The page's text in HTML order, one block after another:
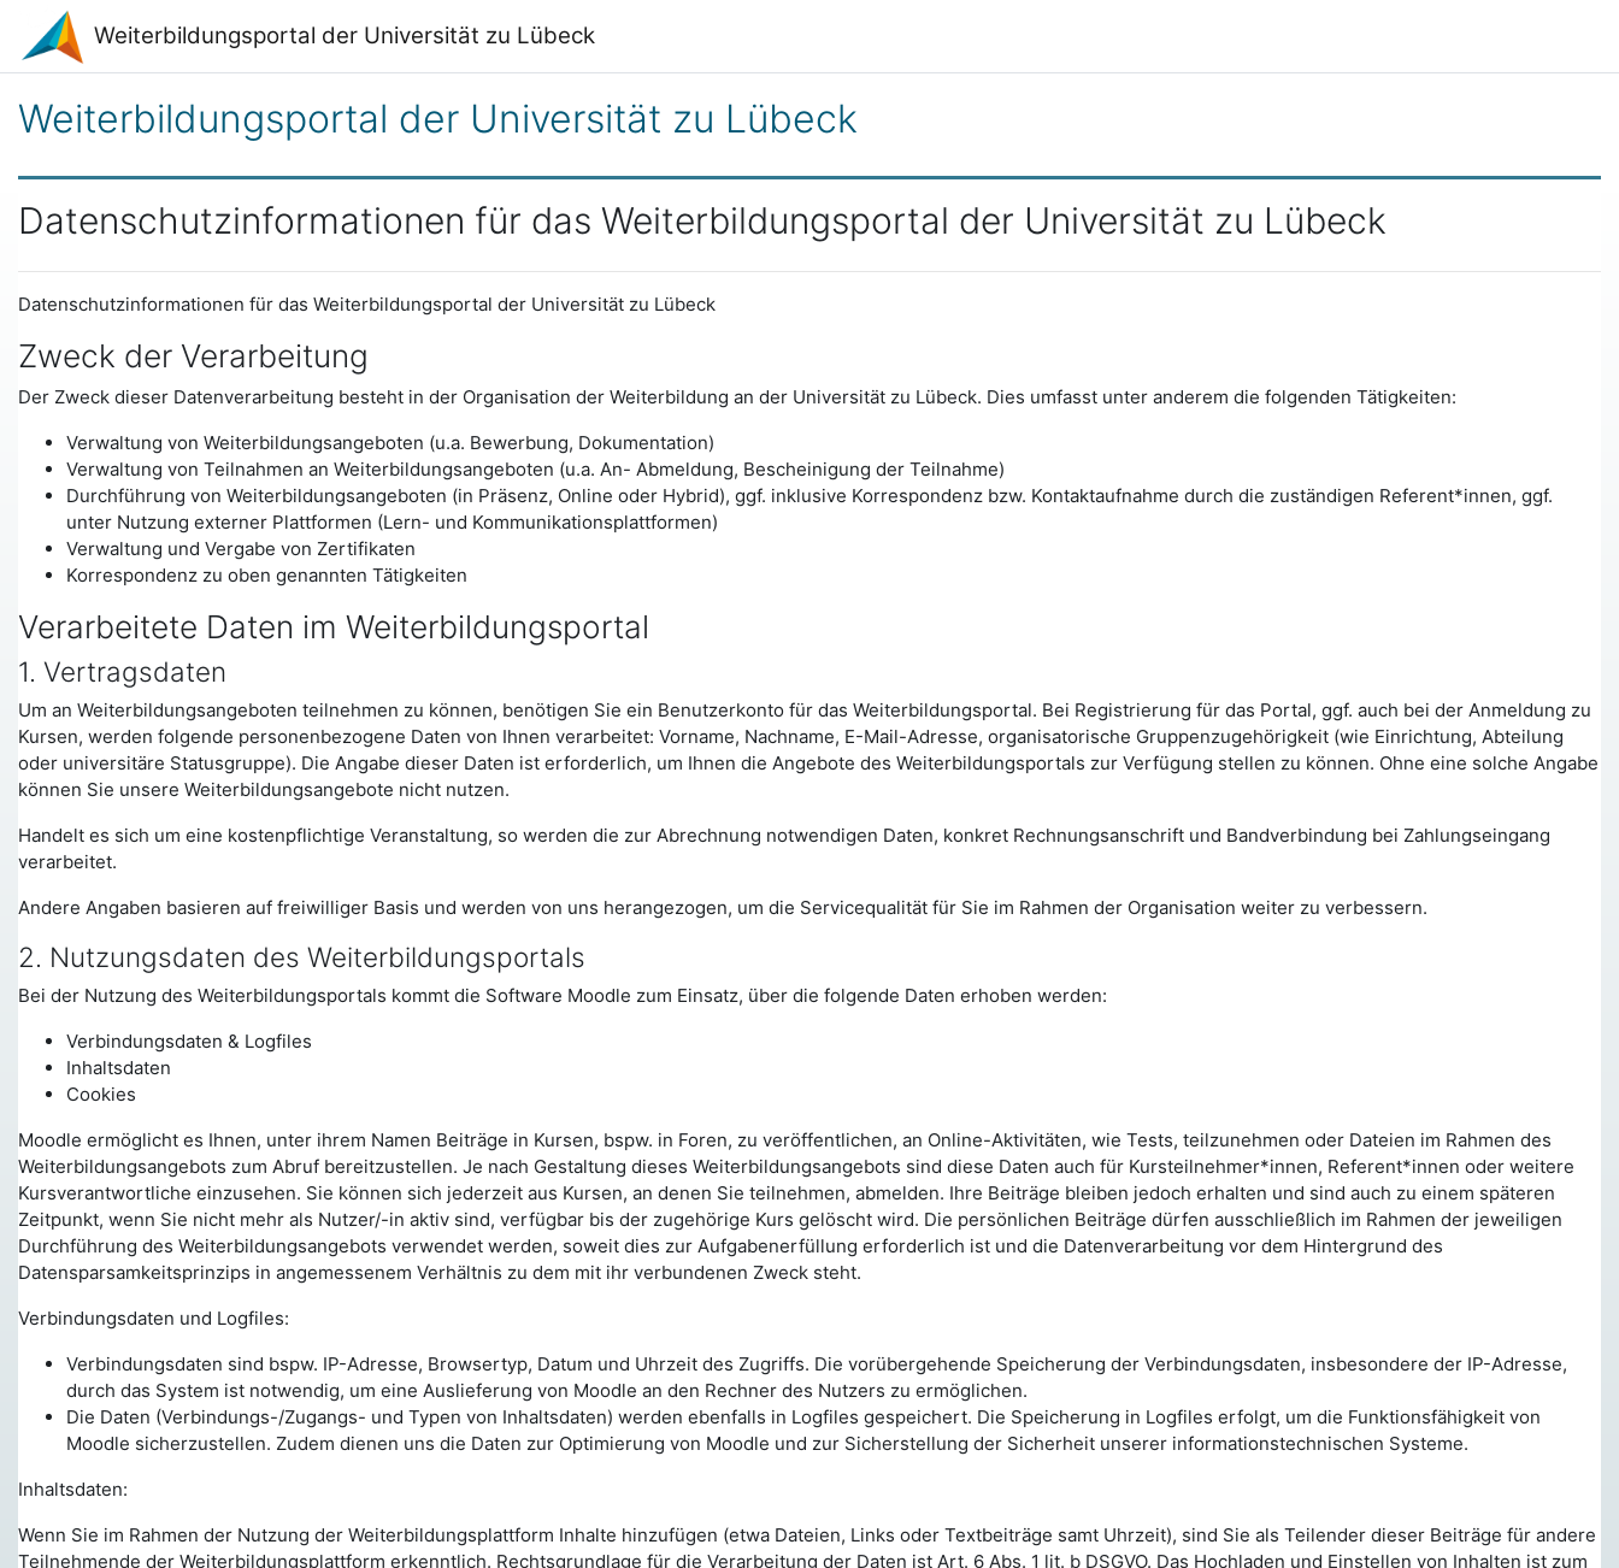
Zum Hauptinhalt
Weiterbildungsportal der Universität zu Lübeck
Weiterbildungsportal der Universität zu Lübeck
Datenschutzinformationen für das Weiterbildungsportal der Universität zu Lübeck
Datenschutzinformationen für das Weiterbildungsportal der Universität zu Lübeck
Zweck der Verarbeitung
Der Zweck dieser Datenverarbeitung besteht in der Organisation der Weiterbildung an der Universität zu Lübeck. Dies umfasst unter anderem die folgenden Tätigkeiten:
Verwaltung von Weiterbildungsangeboten (u.a. Bewerbung, Dokumentation)
Verwaltung von Teilnahmen an Weiterbildungsangeboten (u.a. An- Abmeldung, Bescheinigung der Teilnahme)
Durchführung von Weiterbildungsangeboten (in Präsenz, Online oder Hybrid), ggf. inklusive Korrespondenz bzw. Kontaktaufnahme durch die zuständigen Referent*innen, ggf.
unter Nutzung externer Plattformen (Lern- und Kommunikationsplattformen)
Verwaltung und Vergabe von Zertifikaten
Korrespondenz zu oben genannten Tätigkeiten
Verarbeitete Daten im Weiterbildungsportal
1. Vertragsdaten
Um an Weiterbildungsangeboten teilnehmen zu können, benötigen Sie ein Benutzerkonto für das Weiterbildungsportal. Bei Registrierung für das Portal, ggf. auch bei der Anmeldung zu
Kursen, werden folgende personenbezogene Daten von Ihnen verarbeitet: Vorname, Nachname, E-Mail-Adresse, organisatorische Gruppenzugehörigkeit (wie Einrichtung, Abteilung
oder universitäre Statusgruppe). Die Angabe dieser Daten ist erforderlich, um Ihnen die Angebote des Weiterbildungsportals zur Verfügung stellen zu können. Ohne eine solche Angabe
können Sie unsere Weiterbildungsangebote nicht nutzen.
Handelt es sich um eine kostenpflichtige Veranstaltung, so werden die zur Abrechnung notwendigen Daten, konkret Rechnungsanschrift und Bandverbindung bei Zahlungseingang
verarbeitet.
Andere Angaben basieren auf freiwilliger Basis und werden von uns herangezogen, um die Servicequalität für Sie im Rahmen der Organisation weiter zu verbessern.
2. Nutzungsdaten des Weiterbildungsportals
Bei der Nutzung des Weiterbildungsportals kommt die Software Moodle zum Einsatz, über die folgende Daten erhoben werden:
Verbindungsdaten & Logfiles
Inhaltsdaten
Cookies
Moodle ermöglicht es Ihnen, unter ihrem Namen Beiträge in Kursen, bspw. in Foren, zu veröffentlichen, an Online-Aktivitäten, wie Tests, teilzunehmen oder Dateien im Rahmen des
Weiterbildungsangebots zum Abruf bereitzustellen. Je nach Gestaltung dieses Weiterbildungsangebots sind diese Daten auch für Kursteilnehmer*innen, Referent*innen oder weitere
Kursverantwortliche einzusehen. Sie können sich jederzeit aus Kursen, an denen Sie teilnehmen, abmelden. Ihre Beiträge bleiben jedoch erhalten und sind auch zu einem späteren
Zeitpunkt, wenn Sie nicht mehr als Nutzer/-in aktiv sind, verfügbar bis der zugehörige Kurs gelöscht wird. Die persönlichen Beiträge dürfen ausschließlich im Rahmen der jeweiligen
Durchführung des Weiterbildungsangebots verwendet werden, soweit dies zur Aufgabenerfüllung erforderlich ist und die Datenverarbeitung vor dem Hintergrund des
Datensparsamkeitsprinzips in angemessenem Verhältnis zu dem mit ihr verbundenen Zweck steht.
Verbindungsdaten und Logfiles:
Verbindungsdaten sind bspw. IP-Adresse, Browsertyp, Datum und Uhrzeit des Zugriffs. Die vorübergehende Speicherung der Verbindungsdaten, insbesondere der IP-Adresse,
durch das System ist notwendig, um eine Auslieferung von Moodle an den Rechner des Nutzers zu ermöglichen.
Die Daten (Verbindungs-/Zugangs- und Typen von Inhaltsdaten) werden ebenfalls in Logfiles gespeichert. Die Speicherung in Logfiles erfolgt, um die Funktionsfähigkeit von
Moodle sicherzustellen. Zudem dienen uns die Daten zur Optimierung von Moodle und zur Sicherstellung der Sicherheit unserer informationstechnischen Systeme.
Inhaltsdaten:
Wenn Sie im Rahmen der Nutzung der Weiterbildungsplattform Inhalte hinzufügen (etwa Dateien, Links oder Textbeiträge samt Uhrzeit), sind Sie als Teilender dieser Beiträge für andere
Teilnehmende der Weiterbildungsplattform erkenntlich. Rechtsgrundlage für die Verarbeitung der Daten ist Art. 6 Abs. 1 lit. b DSGVO. Das Hochladen und Einstellen von Inhalten ist zum